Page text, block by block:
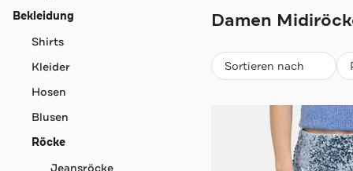
Damen
Bekleidung
Shirts
Kleider
Hosen
Blusen
Röcke
Jeansröcke
Sortieren nach
Beliebteste